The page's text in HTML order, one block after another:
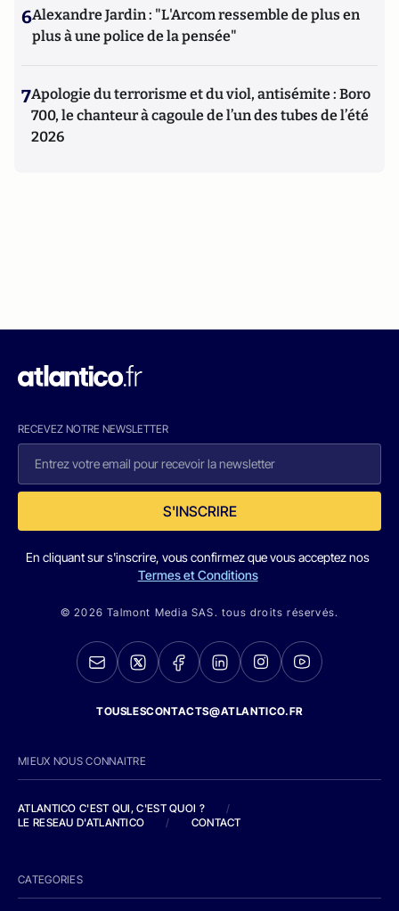
6Alexandre Jardin : "L'Arcom ressemble de plus en
plus à une police de la pensée"
7Apologie du terrorisme et du viol, antisémite : Boro
700, le chanteur à cagoule de l’un des tubes de l’été
2026
RECEVEZ NOTRE NEWSLETTER
S'INSCRIRE
En cliquant sur s'inscrire, vous confirmez que vous acceptez nos
Termes et Conditions
© 2026 Talmont Media SAS. tous droits réservés.
TOUSLESCONTACTS@ATLANTICO.FR
MIEUX NOUS CONNAITRE
ATLANTICO C'EST QUI, C'EST QUOI ?
/
LE RESEAU D'ATLANTICO
/ CONTACT
CATEGORIES